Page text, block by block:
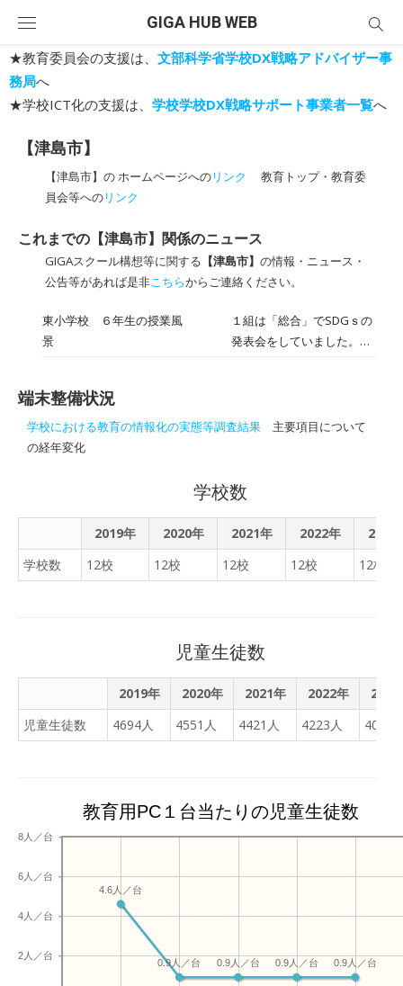
content
GIGA HUB WEB
★教育委員会の支援は、 文部科学省学校DX戦略アドバイザー事
務局へ
★学校ICT化の支援は、 学校学校DX戦略サポート事業者一覧へ
【津島市】
【津島市】の ホームページへのリンク
教育トップ・教育委
員会等へのリンク
これまでの【津島市】関係のニュース
GIGAスクール構想等に関する 【津島市】 の情報・ニュース・
公告等があれば是非こちらからご連絡ください。
東小学校 ６年生の授業風
景
１組は「総合」でSDGｓの
発表会をしていました。調
く伝わるよう写真や絵を見
にできることを考えている
こと、１７のゴールとの関
連についても考えているこ
となどに感心し「さすが６
年生」と感じました。
端末整備状況
学校における教育の情報化の実態等調査結果 主要項目について
の経年変化
学校数
2019年 2020年 2021年 2022年
2023
学校数
12校 12校 12校 12校 12校
児童生徒数
2019年 2020年 2021年 2022年
2023
児童生徒数
4694人 4551人 4421人 4223人 4044
教育用PC１台当たりの児童生徒数
2人／台
4人／台
6人／台
8人／台
0.9人／台
0.9人／台
0.9人／台
0.9人／台
4.6人／台